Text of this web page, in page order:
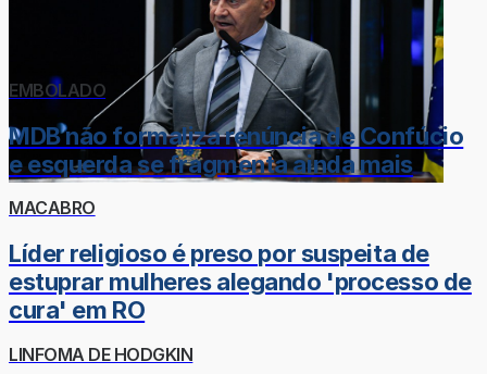
EMBOLADO
MDB não formaliza renúncia de Confúcio
e esquerda se fragmenta ainda mais
MACABRO
Líder religioso é preso por suspeita de
estuprar mulheres alegando 'processo de
cura' em RO
LINFOMA DE HODGKIN